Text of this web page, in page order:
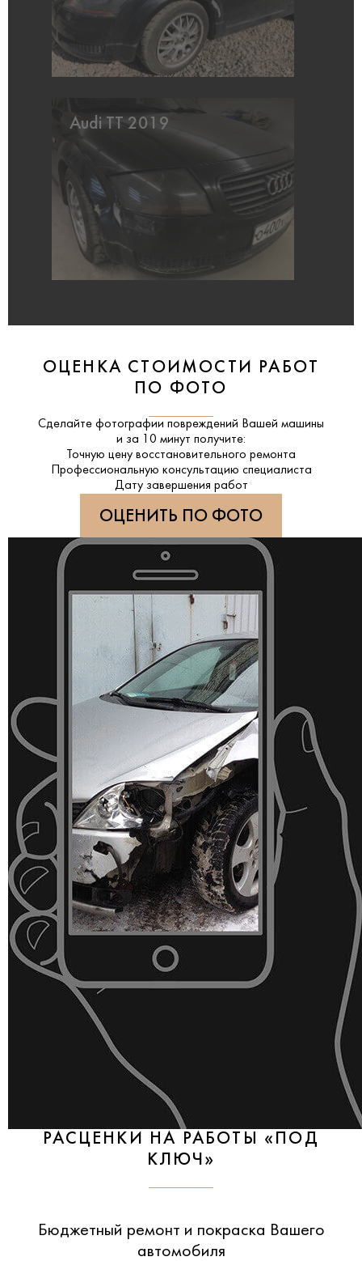
Audi TT 2019
ОЦЕНКА СТОИМОСТИ РАБОТ
ПО ФОТО
Сделайте фотографии повреждений Вашей машины
и за
10 минут получите:
Точную цену восстановительного ремонта
Профессиональную консультацию специалиста
Дату завершения работ
ОЦЕНИТЬ ПО ФОТО
РАСЦЕНКИ НА РАБОТЫ «ПОД
КЛЮЧ»
Бюджетный ремонт и покраска Вашего
автомобиля